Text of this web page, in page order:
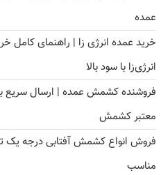
عمده
خرید عمده انرژی زا | راهنمای کامل
انرژی‌زا با سود بالا
فروشنده کشمش عمده | ارسال سریع
معتبر کشمش
مناسب